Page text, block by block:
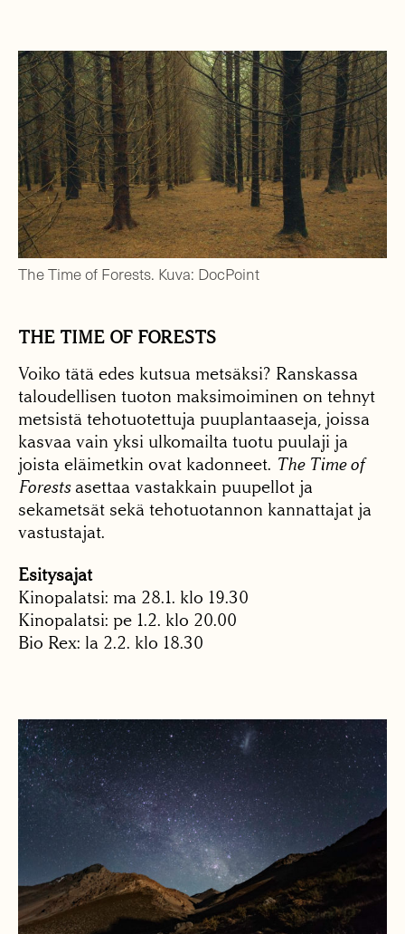
The Time of Forests. Kuva: DocPoint
THE TIME OF FORESTS
Voiko tätä edes kutsua metsäksi? Ranskassa
taloudellisen tuoton maksimoiminen on tehnyt
metsistä tehotuotettuja puuplantaaseja, joissa
kasvaa vain yksi ulkomailta tuotu puulaji ja
joista eläimetkin ovat kadonneet. The Time of
Forestsasettaa vastakkain puupellot ja
sekametsät sekä tehotuotannon kannattajat ja
vastustajat.
Esitysajat
Kinopalatsi: ma 28.1. klo 19.30
Kinopalatsi: pe 1.2. klo 20.00
Bio Rex: la 2.2. klo 18.30